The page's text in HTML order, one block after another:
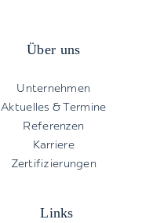
Über uns
Unternehmen
Aktuelles & Termine
Referenzen
Karriere
Zertifizierungen
Links